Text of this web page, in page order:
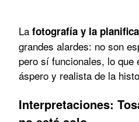
La fotografía y la
grandes alardes: no son
pero sí funcionales, lo que
áspero y realista de la
Interpretaciones: